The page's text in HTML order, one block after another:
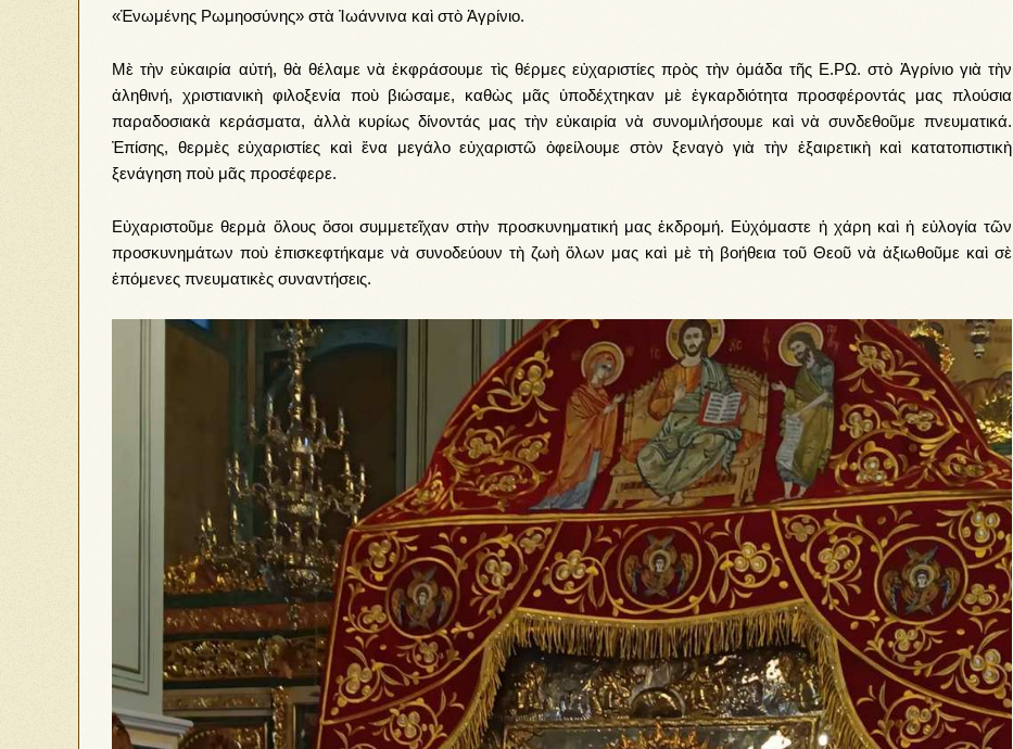
«Ἑνωμένης Ρωμηοσύνης» στὰ Ἰωάννινα καὶ στὸ Ἀγρίνιο.
Μὲ τὴν εὐκαιρία αὐτή, θὰ θέλαμε νὰ ἐκφράσουμε τὶς θέρμες εὐχαριστίες πρὸς τὴν ὁμάδα τῆς Ε.ΡΩ. στὸ Ἀγρίνιο γιὰ τὴν
ἀληθινή, χριστιανικὴ φιλοξενία ποὺ βιώσαμε, καθὼς μᾶς ὑποδέχτηκαν μὲ ἐγκαρδιότητα προσφέροντάς μας πλούσια
παραδοσιακὰ κεράσματα, ἀλλὰ κυρίως δίνοντάς μας τὴν εὐκαιρία νὰ συνομιλήσουμε καὶ νὰ συνδεθοῦμε πνευματικά.
Ἐπίσης, θερμὲς εὐχαριστίες καὶ ἕνα μεγάλο εὐχαριστῶ ὀφείλουμε στὸν ξεναγὸ γιὰ τὴν ἐξαιρετικὴ καὶ κατατοπιστικὴ
ξενάγηση ποὺ μᾶς προσέφερε.
Εὐχαριστοῦμε θερμὰ ὅλους ὅσοι συμμετεῖχαν στὴν προσκυνηματική μας ἐκδρομή. Εὐχόμαστε ἡ χάρη καὶ ἡ εὐλογία τῶν
προσκυνημάτων ποὺ ἐπισκεφτήκαμε νὰ συνοδεύουν τὴ ζωὴ ὅλων μας καὶ μὲ τὴ βοήθεια τοῦ Θεοῦ νὰ ἀξιωθοῦμε καὶ σὲ
ἑπόμενες πνευματικὲς συναντήσεις.